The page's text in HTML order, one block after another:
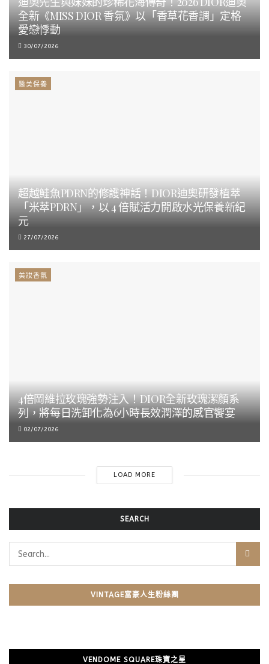
全新《MISS DIOR 香氛》以「香草花香調」定格
愛戀悸動
30/07/2026
醫美保養
超越鮭魚PDRN的修護神話！DIOR迪奧研發植萃
「米萃PDRN」，以 4 倍賦活力開啟水光保養新紀
元
27/07/2026
美妝香氛
4倍岡維拉玫瑰強勢注入！DIOR全新玫瑰潔顏系
列，將每日洗卸化為6小時長效潤澤的感官饗宴
02/07/2026
LOAD MORE
SEARCH
VINTAGE富豪人生粉絲團
VENDOME SQUARE珠寶之星